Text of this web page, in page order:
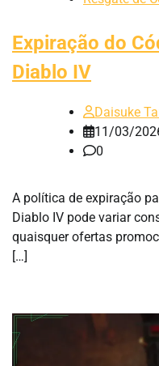
Expiração do
Diablo IV
Daisuke
11/03/
0
A política de expiração
Diablo IV pode variar
quaisquer ofertas
[…]